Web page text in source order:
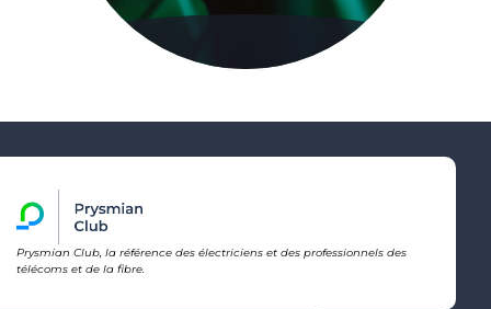
Prysmian Club, la référence des électriciens et des professionnels des
télécoms et de la fibre.